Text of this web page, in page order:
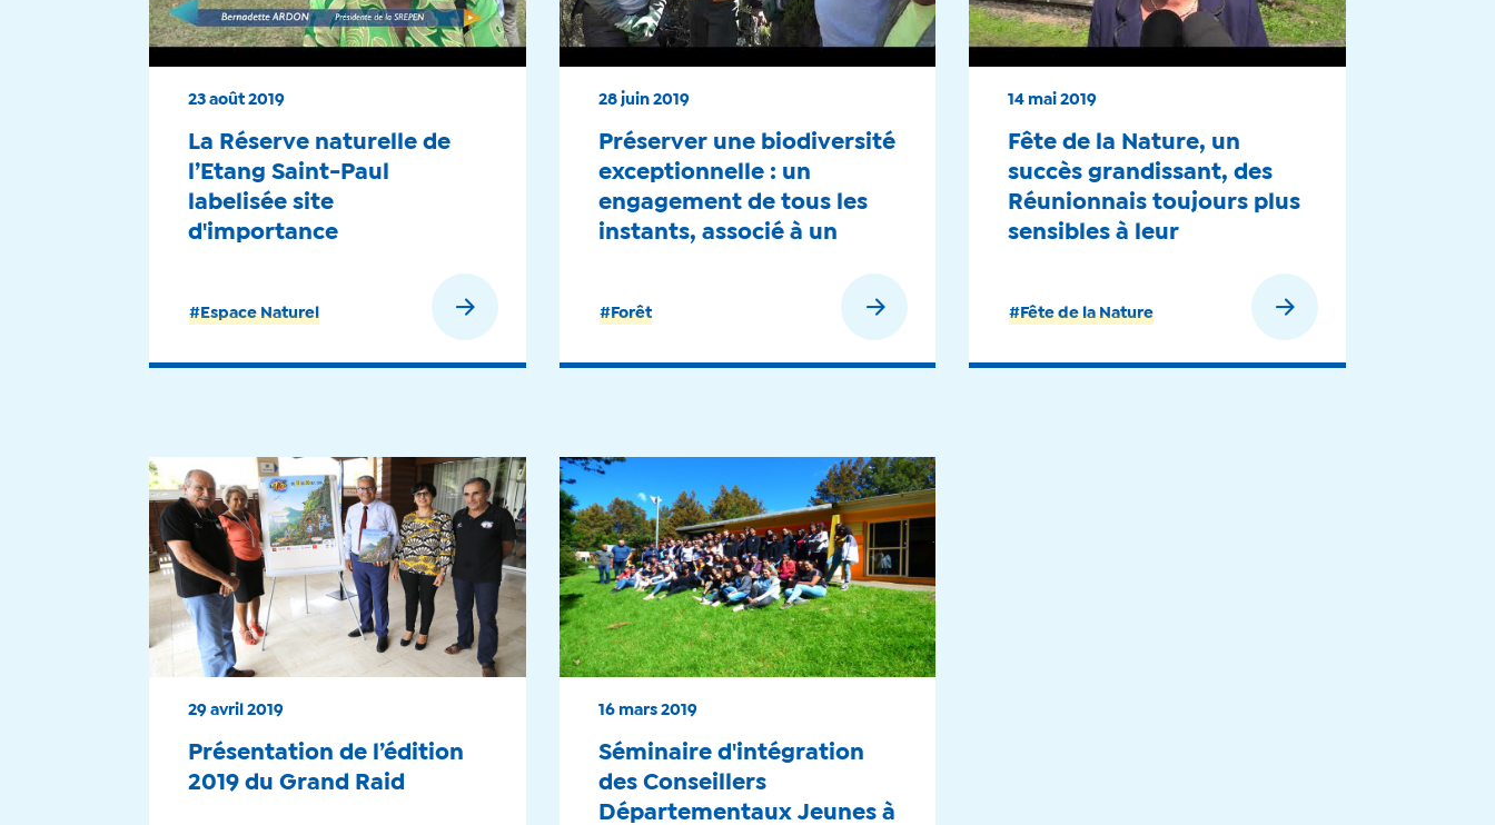
#Espace Naturel
23 août 2019
La Réserve naturelle de
l’Etang Saint-Paul
labelisée site
d'importance
#Forêt
28 juin 2019
Préserver une biodiversité
exceptionnelle : un
engagement de tous les
instants, associé à un
#Fête de la Nature
14 mai 2019
Fête de la Nature, un
succès grandissant, des
Réunionnais toujours plus
sensibles à leur
En savoir plus
29 avril 2019
Présentation de l’édition
2019 du Grand Raid
16 mars 2019
Séminaire d'intégration
des Conseillers
Départementaux Jeunes à